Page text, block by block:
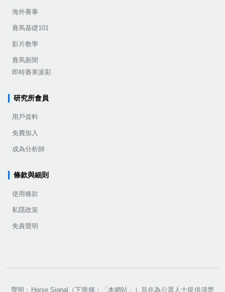
海外賽事
賽馬基礎101
影片教學
賽馬新聞
即時賽果派彩
研究所會員
用戶資料
免費加入
成為分析師
條款與細則
使用條款
私隱政策
免責聲明
聲明﹕Horse Signal（下簡稱：「本網站」）旨在為公眾人士提供清楚